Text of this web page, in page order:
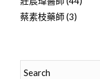
蔡素枝藥師(3)